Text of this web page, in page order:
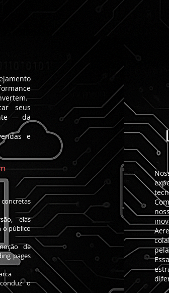
seus
— da
e
elas
o público
de
pages
o